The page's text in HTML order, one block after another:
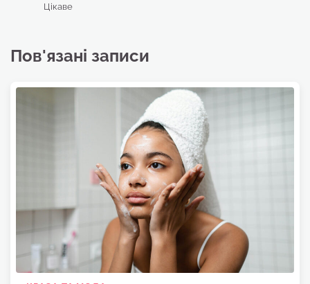
Цікаве
Пов'язані записи